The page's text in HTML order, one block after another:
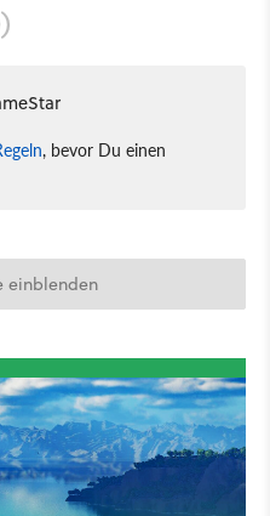
, bevor Du einen
einblenden